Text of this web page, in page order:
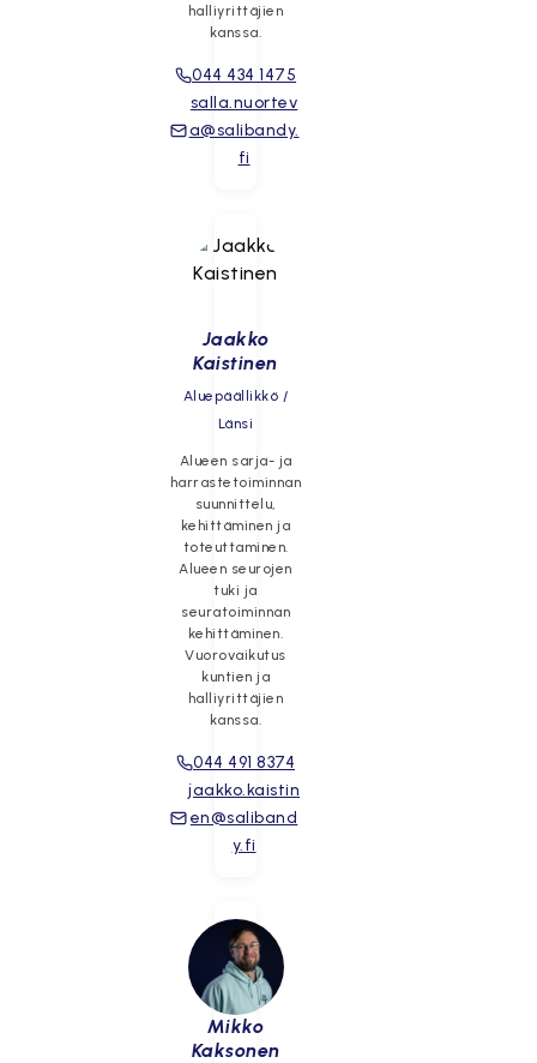
halliyrittäjien
kanssa.
044 434 1475
salla.nuortev
a@salibandy.
fi
Jaakko
Kaistinen
Aluepäällikkö /
Länsi
Alueen sarja- ja
harrastetoiminnan
suunnittelu,
kehittäminen ja
toteuttaminen.
Alueen seurojen
tuki ja
seuratoiminnan
kehittäminen.
Vuorovaikutus
kuntien ja
halliyrittäjien
kanssa.
044 491 8374
jaakko.kaistin
en@saliband
y.fi
Mikko
Kaksonen